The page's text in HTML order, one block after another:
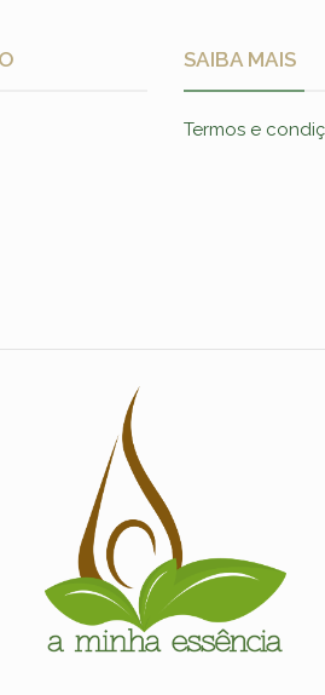
SAIBA MAIS
Termos e